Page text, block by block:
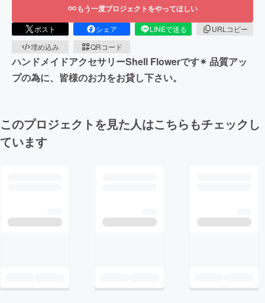
もう一度プロジェクトをやってほしい
ポスト シェア LINEで送る
URLコピー
埋め込み
QRコード
ハンドメイドアクセサリーShell Flowerです✴︎ 品質アッ
プの為に、皆様のお力をお貸し下さい。
このプロジェクトを見た人はこちらもチェックし
ています